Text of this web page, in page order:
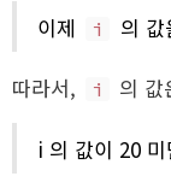
이제 i 의
따라서, i 의 값
i 의 값이 20